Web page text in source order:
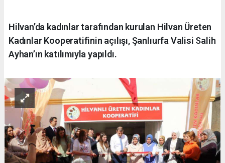
Hilvan’da kadınlar tarafından kurulan Hilvan Üreten
Kadınlar Kooperatifinin açılışı, Şanlıurfa Valisi Salih
Ayhan’ın katılımıyla yapıldı.